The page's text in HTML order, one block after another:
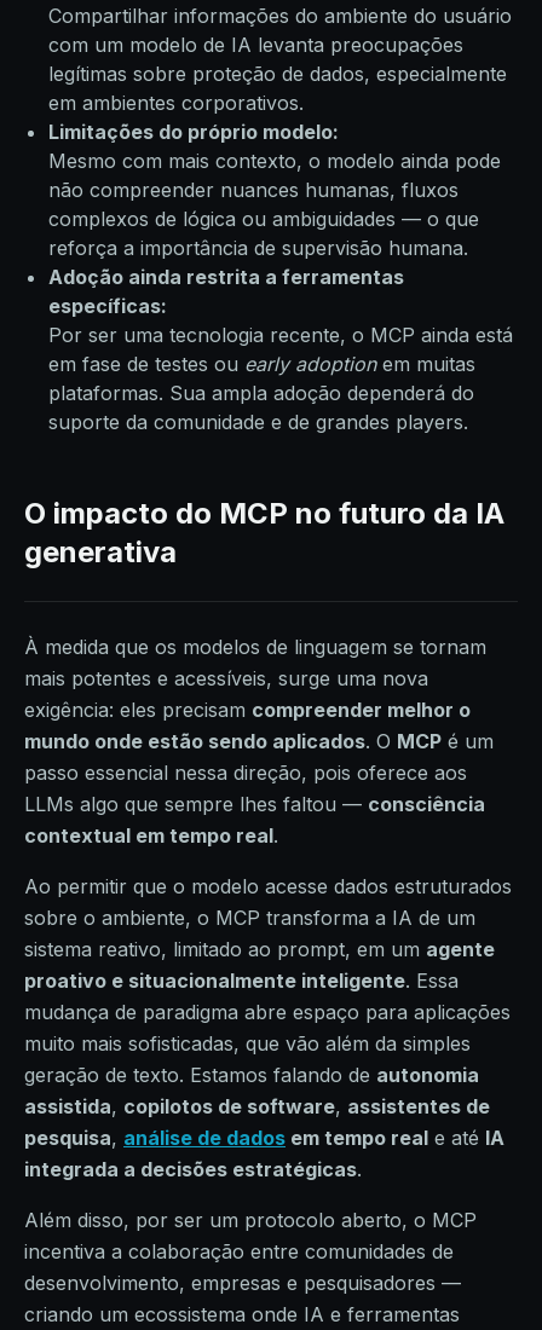
Compartilhar informações do ambiente do usuário
com um modelo de IA levanta preocupações
legítimas sobre proteção de dados, especialmente
em ambientes corporativos.
Limitações do próprio modelo:
Mesmo com mais contexto, o modelo ainda pode
não compreender nuances humanas, fluxos
complexos de lógica ou ambiguidades — o que
reforça a importância de supervisão humana.
Adoção ainda restrita a ferramentas
específicas:
Por ser uma tecnologia recente, o MCP ainda está
em fase de testes ou early adoptionem muitas
plataformas. Sua ampla adoção dependerá do
suporte da comunidade e de grandes players.
O impacto do MCP no futuro da IA
generativa
À medida que os modelos de linguagem se tornam
mais potentes e acessíveis, surge uma nova
exigência: eles precisam compreender melhor o
mundo onde estão sendo aplicados. O MCP é um
passo essencial nessa direção, pois oferece aos
LLMs algo que sempre lhes faltou — consciência
contextual em tempo real.
Ao permitir que o modelo acesse dados estruturados
sobre o ambiente, o MCP transforma a IA de um
sistema reativo, limitado ao prompt, em um agente
proativo e situacionalmente inteligente. Essa
mudança de paradigma abre espaço para aplicações
muito mais sofisticadas, que vão além da simples
geração de texto. Estamos falando de autonomia
assistida, copilotos de software, assistentes de
pesquisa, análise de dados em tempo real e até IA
integrada a decisões estratégicas.
Além disso, por ser um protocolo aberto, o MCP
incentiva a colaboração entre comunidades de
desenvolvimento, empresas e pesquisadores —
criando um ecossistema onde IA e ferramentas